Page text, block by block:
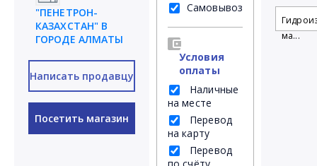
"ПЕНЕТРОН-
КАЗАХСТАН" В
ГОРОДЕ АЛМАТЫ
Написать продавцу
Посетить магазин
Самовывоз
Условия
оплаты
Наличные
на месте
Перевод
на карту
Перевод
ма...